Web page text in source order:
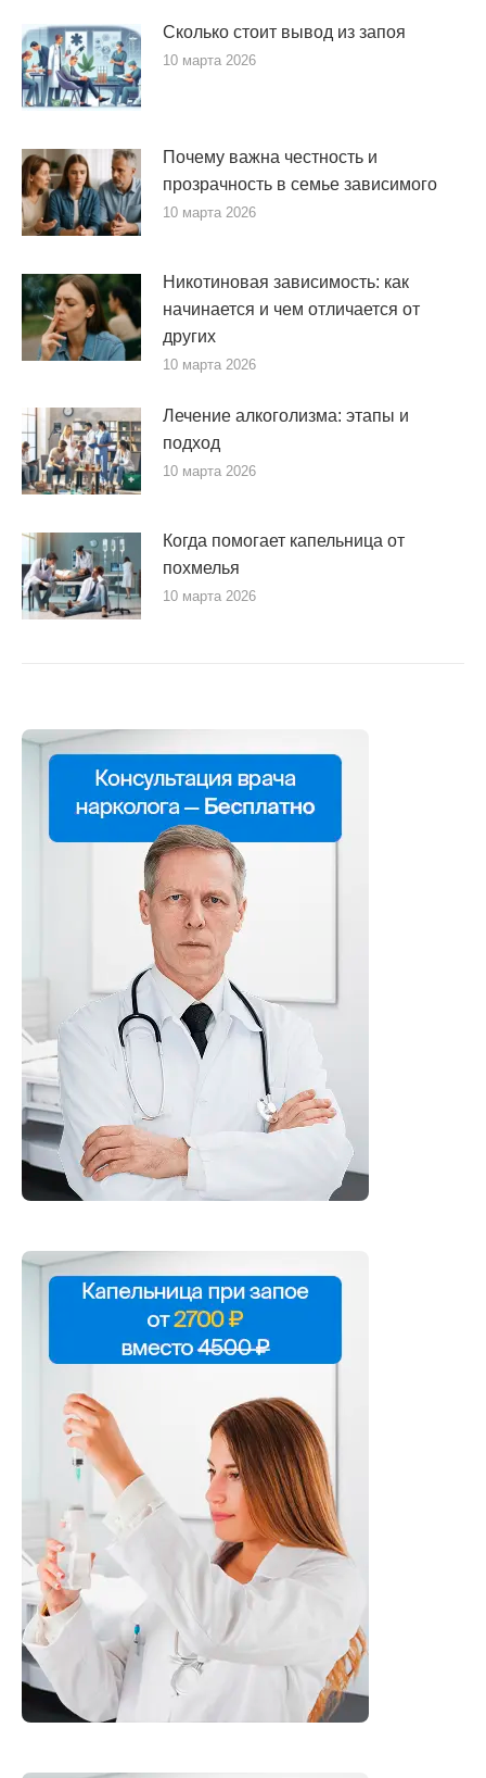
Сколько стоит вывод из запоя
10 марта 2026
Почему важна честность и
прозрачность в семье зависимого
10 марта 2026
Никотиновая зависимость: как
начинается и чем отличается от
других
10 марта 2026
Лечение алкоголизма: этапы и
подход
10 марта 2026
Когда помогает капельница от
похмелья
10 марта 2026